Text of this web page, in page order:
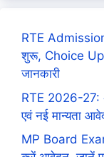
RTE
शुरू, Choice
जानकारी
RTE 2026-27:
एवं नई मान्यता
MP Board